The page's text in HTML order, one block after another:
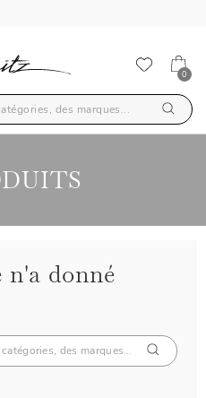
0
n'a donné